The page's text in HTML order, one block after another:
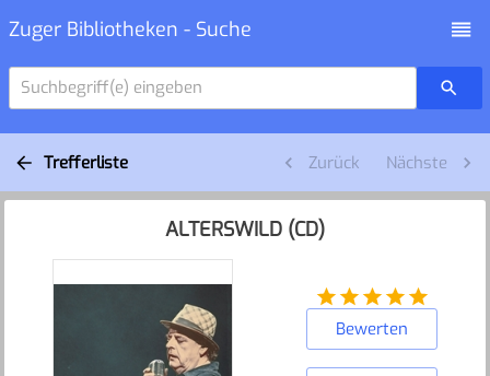
Zuger Bibliotheken - Suche
Suchbegriff(e) eingeben
Trefferliste Zurück Nächste
ALTERSWILD (CD)
Bewerten